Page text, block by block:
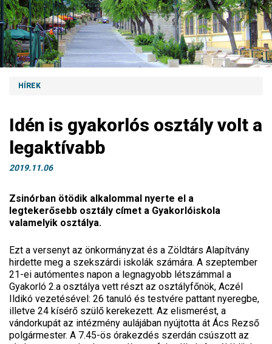
HÍREK
Idén is gyakorlós osztály volt a
legaktívabb
2019.11.06
Zsinórban ötödik alkalommal nyerte el a
legtekerősebb osztály címet a Gyakorlóiskola
valamelyik osztálya.
Ezt a versenyt az önkormányzat és a Zöldtárs Alapítvány
hirdette meg a szekszárdi iskolák számára. A szeptember
21-ei autómentes napon a legnagyobb létszámmal a
Gyakorló 2.a osztálya vett részt az osztályfőnök, Aczél
Ildikó vezetésével: 26 tanuló és testvére pattant nyeregbe,
illetve 24 kísérő szülő kerekezett. Az elismerést, a
vándorkupát az intézmény aulájában nyújtotta át Ács Rezső
polgármester. A 7.45-ös órakezdés szerdán csúszott az